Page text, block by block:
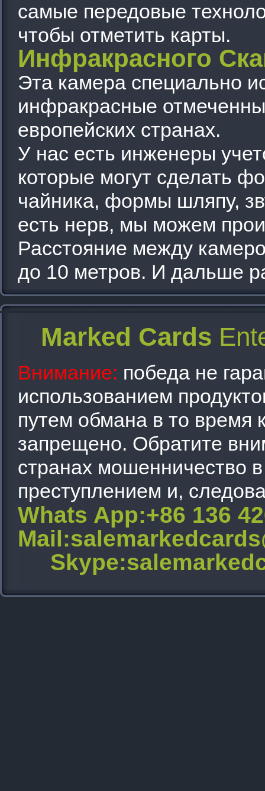
самые передовые
чтобы отметить карты.
Инфракрасного
Эта камера специально
инфракрасные
европейских странах.
У нас есть инженеры
которые могут сделать
чайника, формы шляпу,
есть нерв, мы можем
Расстояние между
до 10 метров. И дальше
Marked Cards
Внимание: победа не
использованием
путем обмана в то время
запрещено. Обратите
странах мошенничество
преступлением и,
Whats App:+86 136